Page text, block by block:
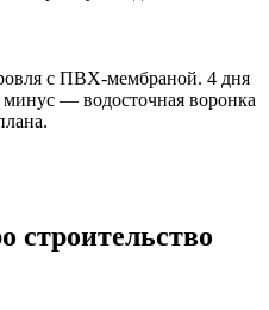
с ПВХ-мембраной. 4 дня
— водосточная воронка
строительство